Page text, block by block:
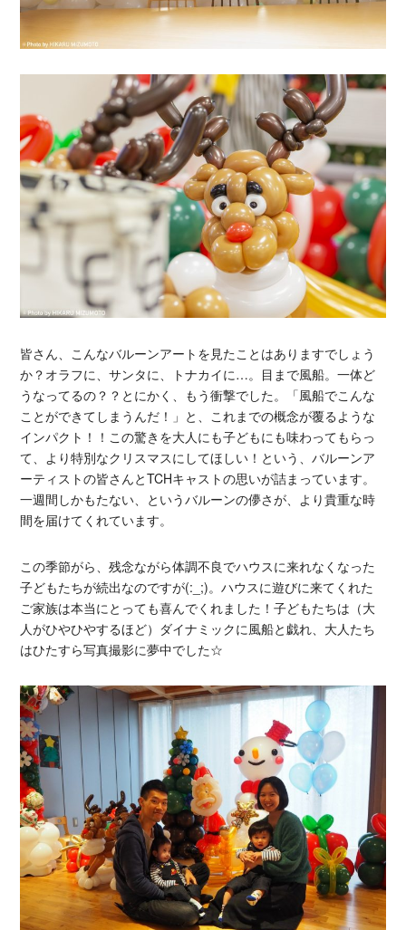
皆さん、こんなバルーンアートを見たことはありますでしょう
か？オラフに、サンタに、トナカイに…。目まで風船。一体ど
うなってるの？？とにかく、もう衝撃でした。「風船でこんな
ことができてしまうんだ！」と、これまでの概念が覆るような
インパクト！！この驚きを大人にも子どもにも味わってもらっ
て、より特別なクリスマスにしてほしい！という、バルーンア
ーティストの皆さんとTCHキャストの思いが詰まっています。
一週間しかもたない、というバルーンの儚さが、より貴重な時
間を届けてくれています。
この季節がら、残念ながら体調不良でハウスに来れなくなった
子どもたちが続出なのですが(:_;)。ハウスに遊びに来てくれた
ご家族は本当にとっても喜んでくれました！子どもたちは（大
人がひやひやするほど）ダイナミックに風船と戯れ、大人たち
はひたすら写真撮影に夢中でした☆